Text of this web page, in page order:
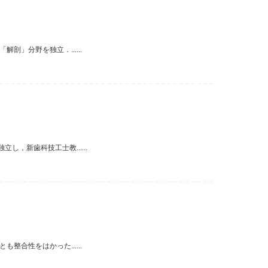
解剖」分野を独立．......
し，新歯科技工士教......
も整合性をはかった......